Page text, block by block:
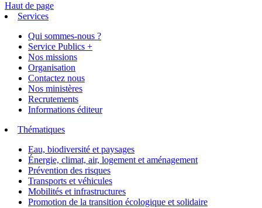
Haut de page
Services
Qui sommes-nous ?
Service Publics +
Nos missions
Organisation
Contactez nous
Nos ministères
Recrutements
Informations éditeur
Thématiques
Eau, biodiversité et paysages
Énergie, climat, air, logement et aménagement
Prévention des risques
Transports et véhicules
Mobilités et infrastructures
Promotion de la transition écologique et solidaire